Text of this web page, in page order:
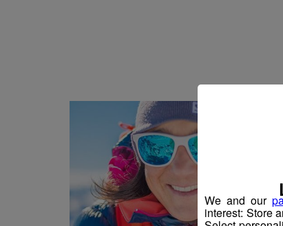
Actualités
04.08.2026 Actualités
04.08.2026 Actualités
04.08.2026 Actualités
04.08.2026 Actualités
04.08.2026 Actualités
We and our
interest: Store